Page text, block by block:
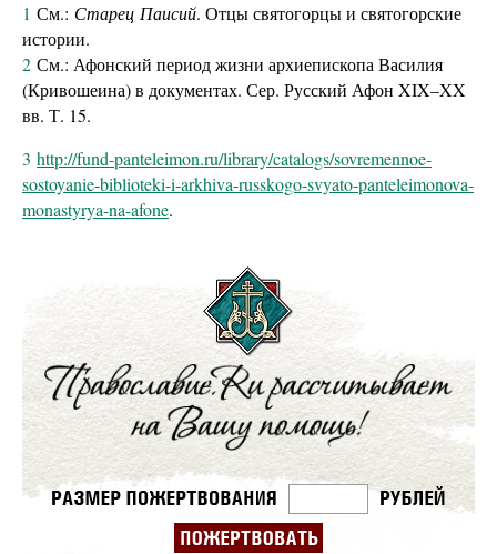
1 См.: Старец Паисий. Отцы святогорцы и святогорские
истории.
2 См.: Афонский период жизни архиепископа Василия
(Кривошеина) в документах. Сер. Русский Афон XIX–XX
вв. Т. 15.
3 http://fund-panteleimon.ru/library/catalogs/sovremennoe-
sostoyanie-biblioteki-i-arkhiva-russkogo-svyato-panteleimonova-
monastyrya-na-afone.